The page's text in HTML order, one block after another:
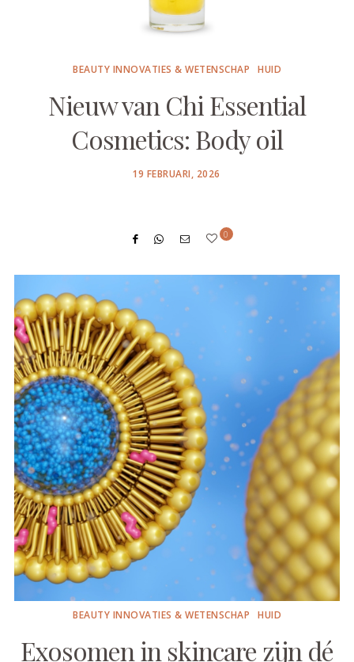
BEAUTY INNOVATIES & WETENSCHAP HUID
Nieuw van Chi Essential
Cosmetics: Body oil
POSTED
19 FEBRUARI, 2026
0
BEAUTY INNOVATIES & WETENSCHAP HUID
Exosomen in skincare zijn dé